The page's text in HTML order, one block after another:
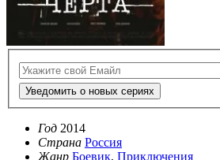
Уведомить о новых сериях
Год 2014
Страна Россия
Жанр Боевик, Приключения